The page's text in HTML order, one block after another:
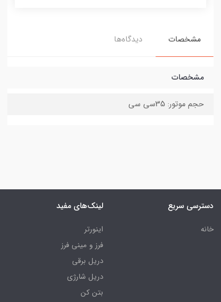
مشخصات دیدگاه‌ها
مشخصات
حجم موتور: 35سی سی
دسترسی سریع
خانه
لینک‌های مفید
اینورتر
فرز و مینی فرز
دریل برقی
دریل شارژی
بتن کن